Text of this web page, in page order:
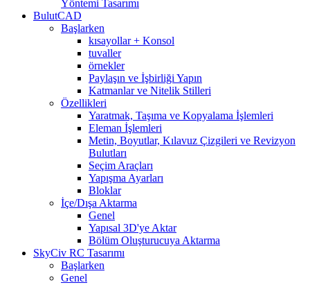
Yöntemi Tasarımı
BulutCAD
Başlarken
kısayollar + Konsol
tuvaller
örnekler
Paylaşın ve İşbirliği Yapın
Katmanlar ve Nitelik Stilleri
Özellikleri
Yaratmak, Taşıma ve Kopyalama İşlemleri
Eleman İşlemleri
Metin, Boyutlar, Kılavuz Çizgileri ve Revizyon
Bulutları
Seçim Araçları
Yapışma Ayarları
Bloklar
İçe/Dışa Aktarma
Genel
Yapısal 3D'ye Aktar
Bölüm Oluşturucuya Aktarma
SkyCiv RC Tasarımı
Başlarken
Genel